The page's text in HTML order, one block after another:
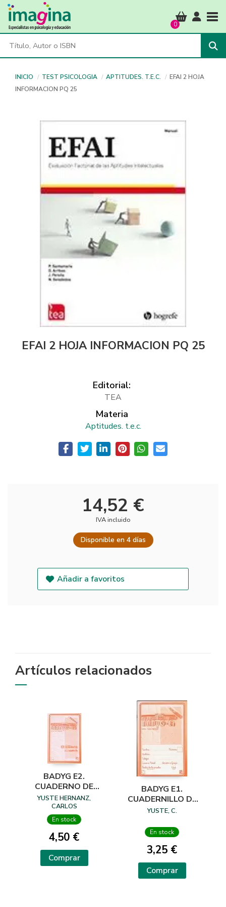
0
INICIO TEST PSICOLOGIA APTITUDES. T.E.C.
EFAI 2 HOJA
INFORMACION PQ 25
EFAI 2 HOJA INFORMACION PQ 25
Editorial:
TEA
Materia
Aptitudes. t.e.c.
14,52 €
IVA incluido
Disponible en 4 días
Añadir a favoritos
Artículos relacionados
BADYG E2.
CUADERNO DE
PREGUNTAS
YUSTE HERNANZ,
CARLOS
En stock
4,50 €
Comprar
BADYG E1.
CUADERNILLO DE
PREGUNTAS -
YUSTE, C.
En stock
3,25 €
Comprar